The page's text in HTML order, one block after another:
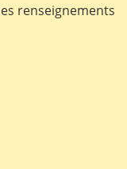
renseignements